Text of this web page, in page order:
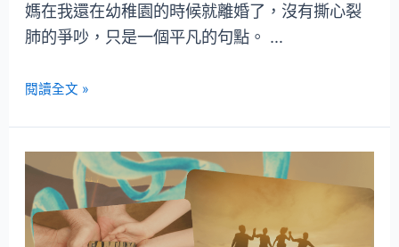
媽在我還在幼稚園的時候就離婚了，沒有撕心裂
肺的爭吵，只是一個平凡的句點。 …
閱讀全文 »